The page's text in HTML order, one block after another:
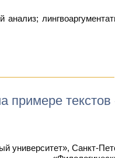
примере
университет», Санкт-